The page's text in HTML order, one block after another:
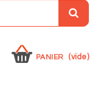
PANIER (vide)